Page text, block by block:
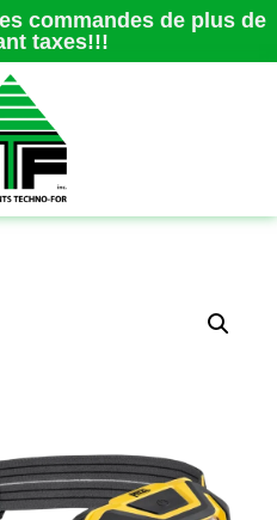
commandes de plus de
taxes!!!